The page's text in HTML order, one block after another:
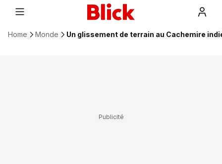
Home Monde Un glissement de terrain au Cachemire